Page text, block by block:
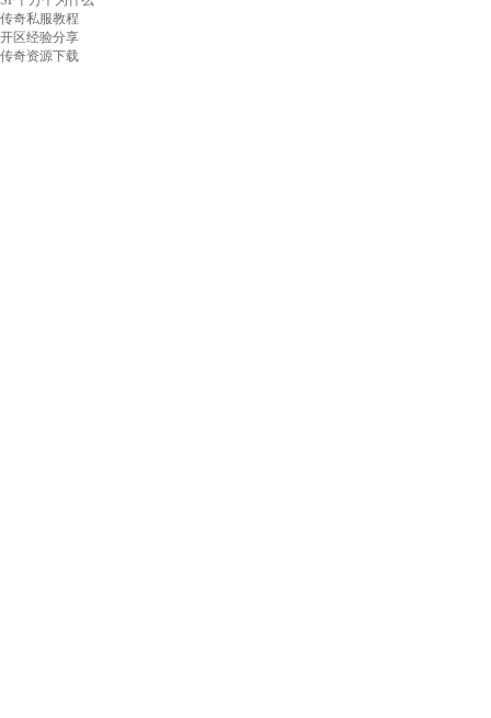
传奇私服教程
开区经验分享
传奇资源下载